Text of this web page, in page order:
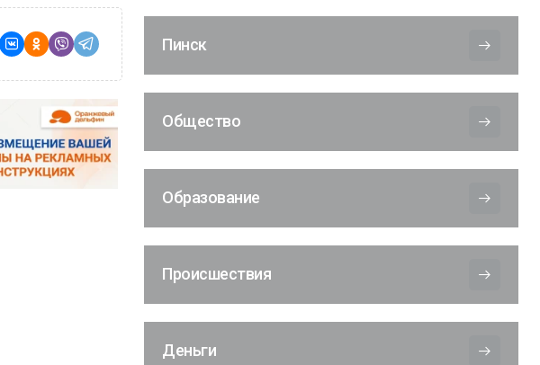
Пинск
Общество
Образование
Происшествия
Деньги